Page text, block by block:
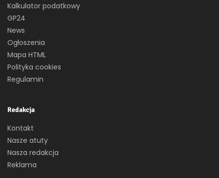
Kalkulator podatkowy
GP24
News
Ogłoszenia
Mapa HTML
Polityka cookies
Regulamin
Redakcja
Kontakt
Nasze atuty
Nasza redakcja
Reklama